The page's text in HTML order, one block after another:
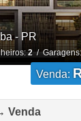
- PR
2/ Garagens:
Venda:
Venda